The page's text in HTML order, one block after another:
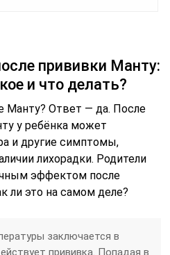
прививки Манту:
и что делать?
Манту? Ответ — да. После
у ребёнка может
и другие симптомы,
лихорадки. Родители
эффектом после
ли это на самом деле?
заключается в
прививка. Попадая в